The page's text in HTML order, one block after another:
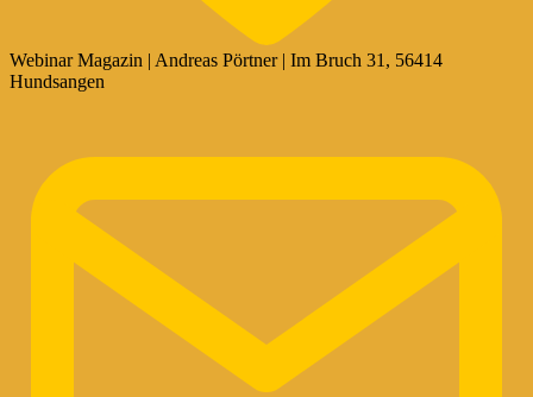
Webinar Magazin | Andreas Pörtner | Im Bruch 31, 56414
Hundsangen